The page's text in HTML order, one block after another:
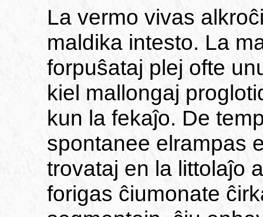
La vermo vivas
maldika intesto. La
forpuŝataj plej ofte
kiel mallongaj
kun la fekaĵo. De
spontanee elrampas
trovataj en la littolaĵo
forigas ĉiumonate